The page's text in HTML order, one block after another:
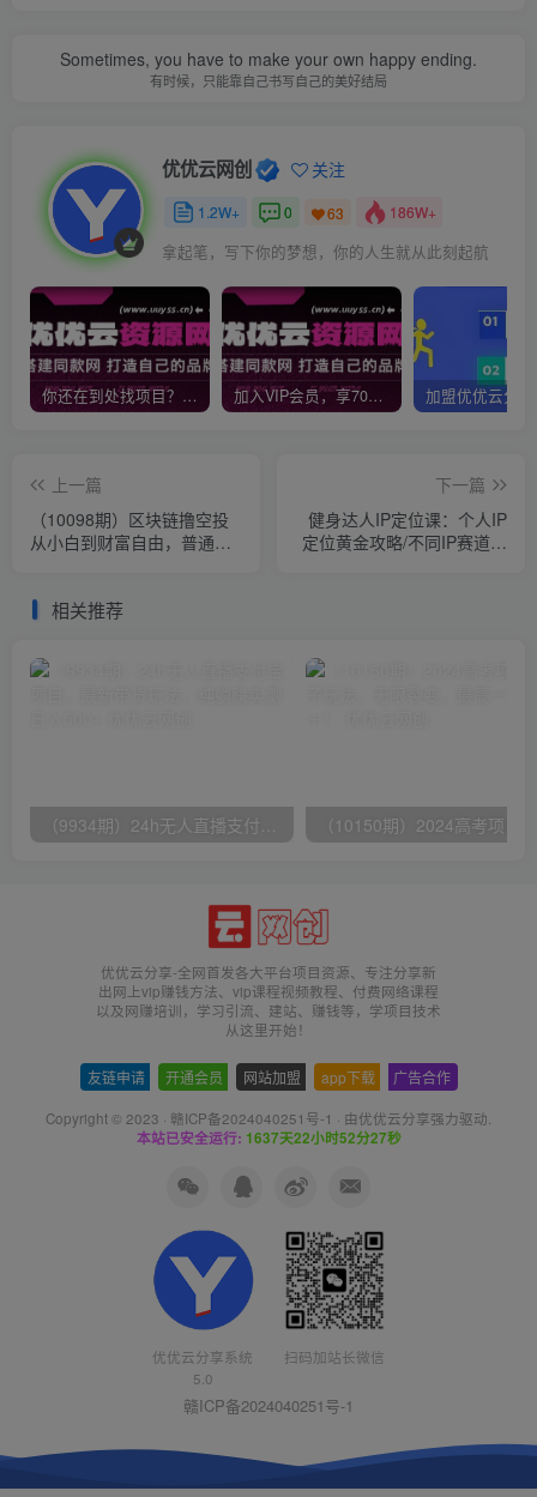
Sometimes, you have to make your own happy ending.
有时候，只能靠自己书写自己的美好结局
优优云网创 关注
1.2W+ 0 63 186W+
拿起笔，写下你的梦想，你的人生就从此刻起航
你还在到处找项目？还在当韭菜？我靠网创资源站一个月收入5万+，曾经我也是个失败者。 加入VIP会员，享70%的推广提成，免费学习多种网上创业课程，菜鸟秒变大神！
上一篇
（10098期）区块链撸空投
从小白到财富自由，普通人
下一篇
健身达人IP定位课：个人IP
定位黄金攻略/不同IP赛道区
相关推荐
优优云分享-全网首发各大平台项目资源、专注分享新
出网上vip赚钱方法、vip课程视频教程、付费网络课程
以及网赚培训，学习引流、建站、赚钱等，学项目技术
从这里开始！
友链申请 开通会员 网站加盟 app下载 广告合作
Copyright © 2023 · 赣ICP备2024040251号-1 · 由优优云分享强力驱动.
本站已安全运行: 1637天22小时52分27秒
优优云分享系统
5.0
扫码加站长微信
赣ICP备2024040251号-1